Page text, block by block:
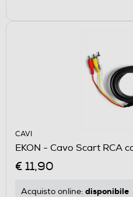
CAVI
EKON - Cavo Scart RCA
€ 11,90
Acquisto online: disponibile